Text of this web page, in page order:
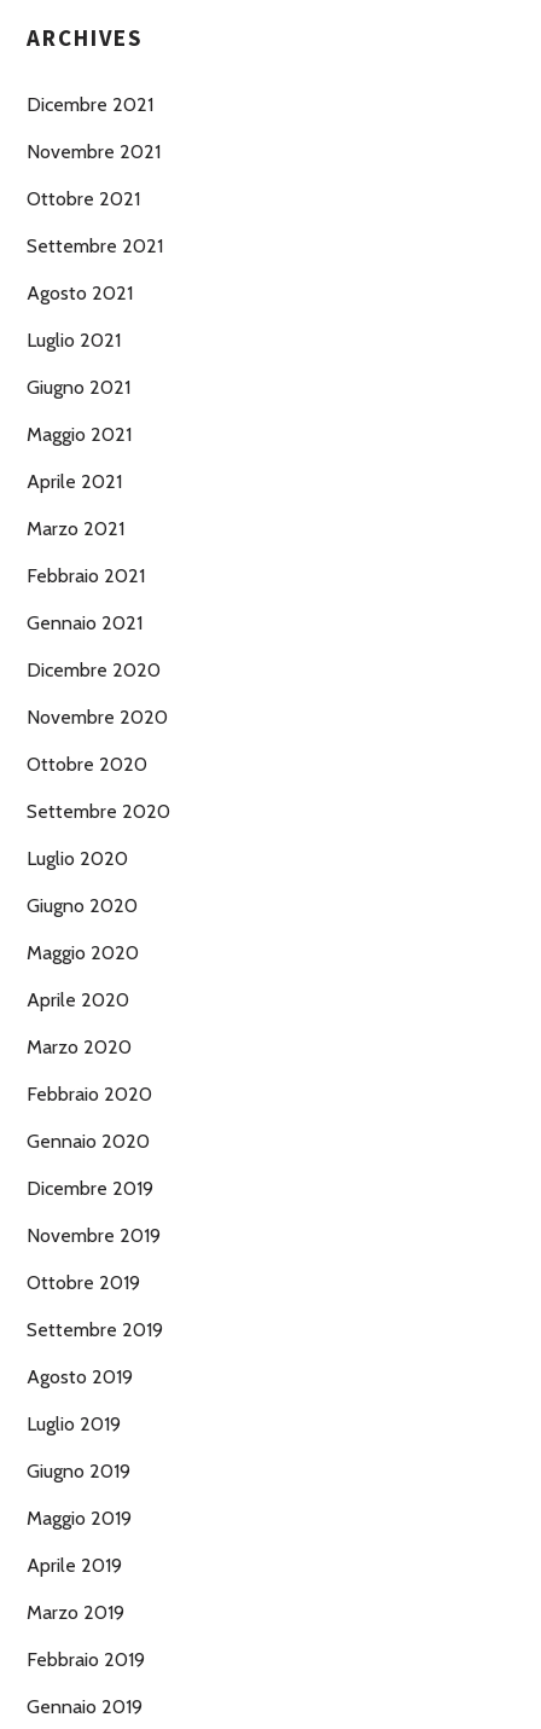
ARCHIVES
Dicembre 2021
Novembre 2021
Ottobre 2021
Settembre 2021
Agosto 2021
Luglio 2021
Giugno 2021
Maggio 2021
Aprile 2021
Marzo 2021
Febbraio 2021
Gennaio 2021
Dicembre 2020
Novembre 2020
Ottobre 2020
Settembre 2020
Luglio 2020
Giugno 2020
Maggio 2020
Aprile 2020
Marzo 2020
Febbraio 2020
Gennaio 2020
Dicembre 2019
Novembre 2019
Ottobre 2019
Settembre 2019
Agosto 2019
Luglio 2019
Giugno 2019
Maggio 2019
Aprile 2019
Marzo 2019
Febbraio 2019
Gennaio 2019